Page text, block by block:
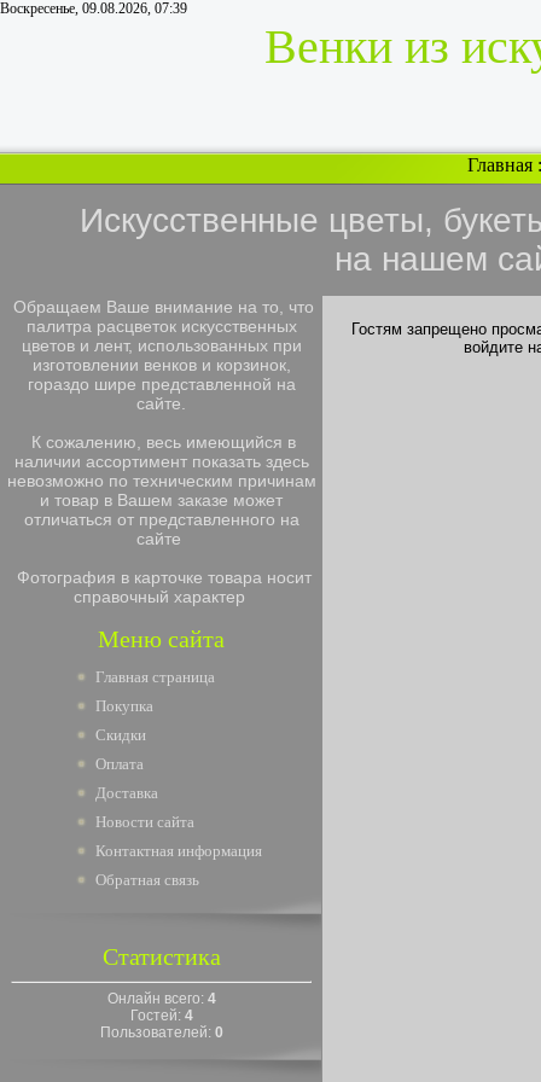
Воскресенье, 09.08.2026, 07:39
Венки из
Главная
Искусственные цветы,
на нашем
Обращаем Ваше внимание на то, что
палитра расцветок искусственных
цветов и лент, использованных при
изготовлении венков и корзинок,
гораздо шире представленной на
сайте.
К сожалению, весь имеющийся в
наличии ассортимент показать здесь
невозможно по техническим причинам
и товар в Вашем заказе может
отличаться от представленного на
сайте
Фотография в карточке товара носит
справочный характер
Меню сайта
Главная страница
Покупка
Скидки
Оплата
Доставка
Новости сайта
Контактная информация
Обратная связь
Статистика
Онлайн всего: 4
Гостей: 4
Пользователей: 0
Гостям запрещено
войдите